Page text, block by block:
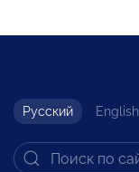
Русский English